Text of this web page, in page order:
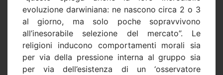
evoluzione darwiniana: ne nascono circa 2 o 3
al giorno, ma solo poche sopravvivono
all’inesorabile selezione del mercato”. Le
religioni inducono comportamenti morali sia
per via della pressione interna al gruppo sia
per via dell’esistenza di un ‘osservatore